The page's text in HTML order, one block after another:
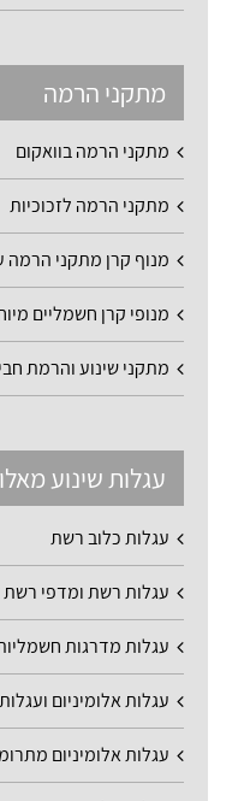
מתקני הרמה
מתקני הרמה בוואקום
מתקני הרמה לזכוכיות
מנוף קרן מתקני הרמה
מנופי קרן חשמליים
מתקני שינוע והרמת
עגלות שינוע
עגלות כלוב רשת
עגלות רשת ומדפי רשת
עגלות מדרגות
עגלות אלומיניום
עגלות אלומיניום